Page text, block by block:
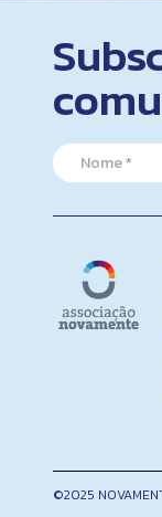
N
a
e
E
m
i
m
e
©2025